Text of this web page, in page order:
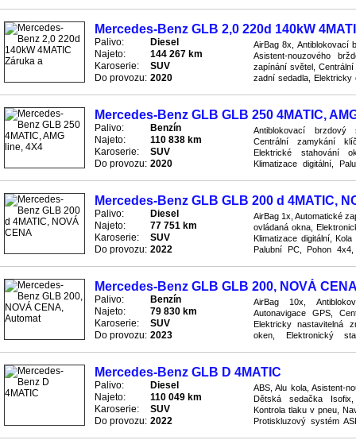
Mercedes-Benz GLB 2,0 220d 140kW
Palivo:
Diesel
Najeto:
144 267 km
Karoserie:
SUV
Do provozu: 2020
AirBag 8x, Antiblokovací
Asistent-nouzového
zapínání světel,
zadní sedadla, Elektricky
Mercedes-Benz GLB GLB 250 4MATIC,
Palivo:
Benzín
Najeto:
110 838 km
Karoserie:
SUV
Do provozu: 2020
Antiblokovací brzdový
Centrální zamykání
Elektrické stahování
Klimatizace digitální,
Mercedes-Benz GLB GLB 200 d 4MATIC,
Palivo:
Diesel
Najeto:
77 751 km
Karoserie:
SUV
Do provozu: 2022
AirBag 1x, Automatické
ovládaná okna,
Klimatizace digitální,
Palubní PC, Pohon
Mercedes-Benz GLB GLB 200, NOVÁ
Palivo:
Benzín
Najeto:
79 830 km
Karoserie:
SUV
Do provozu: 2023
AirBag 10x,
Autonavigace GPS,
Elektricky nastavitelná
oken, Elektronický
Mercedes-Benz GLB D 4MATIC
Palivo:
Diesel
Najeto:
110 049 km
Karoserie:
SUV
Do provozu: 2022
ABS, Alu kola, Asistent-
Dětská sedačka
Kontrola tlaku v pneu,
Protiskluzový systém